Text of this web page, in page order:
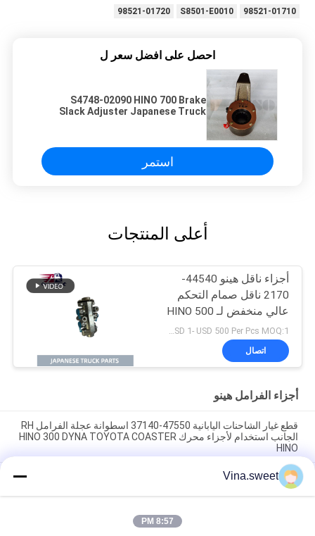
98521-01710
S8501-E0010
98521-01720
احصل على افضل سعر ل
S4748-02090 HINO 700 Brake
Slack Adjuster Japanese Truck
استمر
أعلى المنتجات
أجزاء ناقل هينو 44540-
2170 ناقل صمام التحكم
عالي منخفض لـ HINO 500
FH FC EATON GH9S
USD 1- USD 500 Per Pcs MOQ:1 قطعة
اتصال
أجزاء الفرامل هينو
قطع غيار الشاحنات اليابانية 47550-37140 اسطوانة عجلة الفرامل RH
الجانب استخدام لأجزاء محرك HINO 300 DYNA TOYOTA COASTER
HINO
قطع غيار الشاحنات اليابانية 47570-37100 اسطوانة عجلة الفرامل LH
HINO
Vina.sweet
8:57 PM